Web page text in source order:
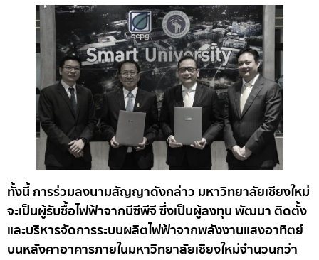
ทั้งนี้ การร่วมลงนามสัญญาดังกล่าว มหาวิทยาลัยเชียงใหม่
จะเป็นผู้รับซื้อไฟฟ้าจากบีซีพีจี ซึ่งเป็นผู้ลงทุน พัฒนา ติดตั้ง
และบริหารจัดการระบบผลิตไฟฟ้าจากพลังงานแสงอาทิตย์
บนหลังคาอาคารภายในมหาวิทยาลัยเชียงใหม่จำนวนกว่า